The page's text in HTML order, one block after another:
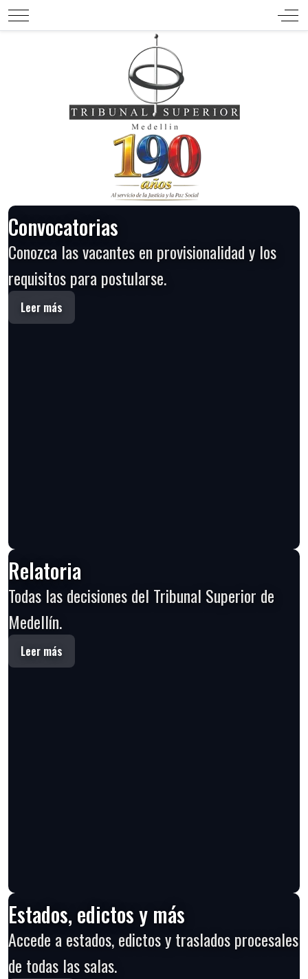
Mobile Menu Toggle Off-
Convocatorias
Conozca las vacantes en provisionalidad y los
requisitos para postularse.
Leer más
Relatoria
Todas las decisiones del Tribunal Superior de
Medellín.
Leer más
Estados, edictos y más
Accede a estados, edictos y traslados procesales
de todas las salas.